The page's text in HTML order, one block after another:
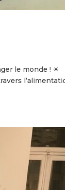
le monde ! ☀